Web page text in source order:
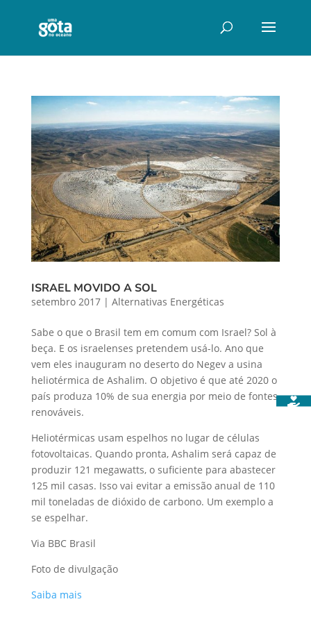
ISRAEL MOVIDO A SOL
setembro 2017| Alternativas Energéticas
Sabe o que o Brasil tem em comum com Israel? Sol à
beça. E os israelenses pretendem usá-lo. Ano que
vem eles inauguram no deserto do Negev a usina
heliotérmica de Ashalim. O objetivo é que até 2020 o
país produza 10% de sua energia por meio de fontes
renováveis.
Heliotérmicas usam espelhos no lugar de células
fotovoltaicas. Quando pronta, Ashalim será capaz de
produzir 121 megawatts, o suficiente para abastecer
125 mil casas. Isso vai evitar a emissão anual de 110
mil toneladas de dióxido de carbono. Um exemplo a
se espelhar.
Via BBC Brasil
Foto de divulgação
Saiba mais